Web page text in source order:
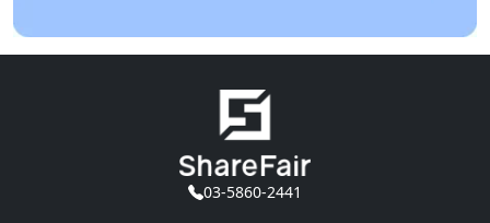
03-5860-2441